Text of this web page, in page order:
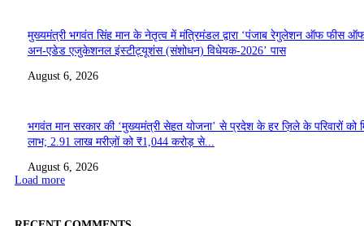
मुख्यमंत्री भगवंत सिंह मान के नेतृत्व में मंत्रिमंडल द्वारा ‘पंजाब रेगुलेशन ऑफ फीस
अन-एडेड एजुकेशनल इंस्टीट्यूशंस (संशोधन) विधेयक-2026’ पास
August 6, 2026
भगवंत मान सरकार की ‘मुख्यमंत्री सेहत योजना’ से प्रदेश के हर ज़िले के परिवारों को
लाभ; 2.91 लाख मरीज़ों को ₹1,044 करोड़ से...
August 6, 2026
Load more